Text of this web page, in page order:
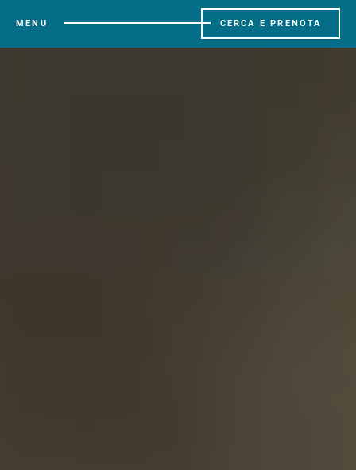
MENU CERCA E PRENOTA